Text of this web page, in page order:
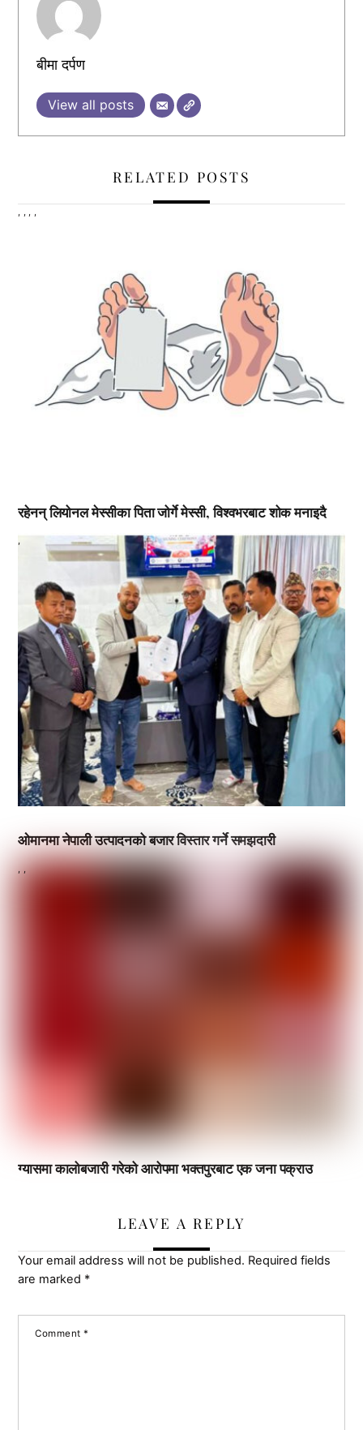
बीमा दर्पण
View all posts
RELATED POSTS
रहेनन् लियोनल मेस्सीका पिता जोर्गे मेस्सी, विश्वभरबाट शोक मनाइदै
ओमानमा नेपाली उत्पादनको बजार विस्तार गर्ने समझदारी
, ,
ग्यासमा कालोबजारी गरेको आरोपमा भक्तपुरबाट एक जना पक्राउ
LEAVE A REPLY
Your email address will not be published. Required fields
are marked *
Comment*